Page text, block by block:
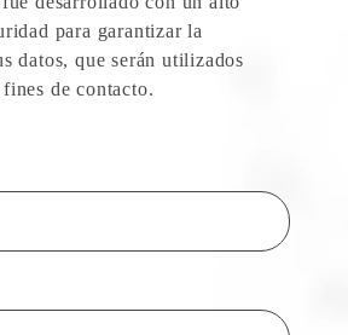
para garantizar la
datos, que serán utilizados
de contacto.